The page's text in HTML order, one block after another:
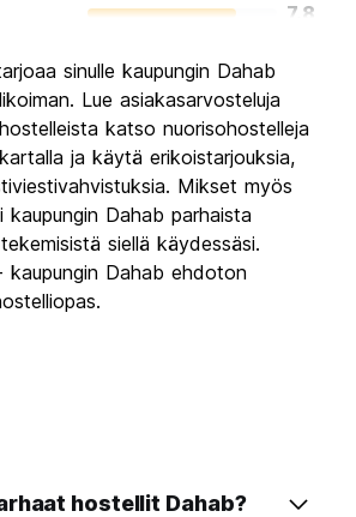
7.8
7.1
9.1
sinulle kaupungin Dahab
Lue asiakasarvosteluja
katso nuorisohostelleja
ja käytä erikoistarjouksia,
Mikset myös
Dahab parhaista
siellä käydessäsi.
Dahab ehdoton
hostellit Dahab?